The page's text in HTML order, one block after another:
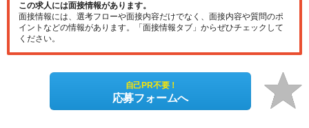
この求人には面接情報があります。
面接情報には、選考フローや面接内容だけでなく、面接内容や質問のポ
イントなどの情報があります。「面接情報タブ」からぜひチェックして
ください。
自己PR不要！
応募フォームへ